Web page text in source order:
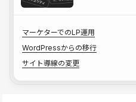
マーケターでのLP運用
WordPressからの移行
サイト導線の変更